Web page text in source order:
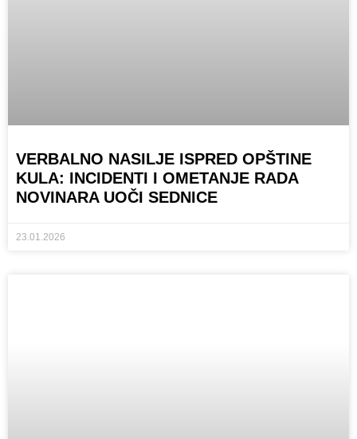
VERBALNO NASILJE ISPRED OPŠTINE
KULA: INCIDENTI I OMETANJE RADA
NOVINARA UOČI SEDNICE
23.01.2026